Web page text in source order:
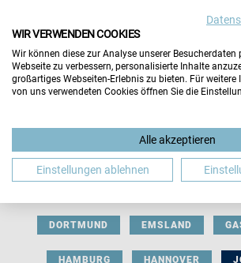
BERUFLICHE ORIENTIERUNG
DORTMUND EMSLAND
HAMBURG HANNOVER
WIR VERWENDEN COOKIES
Wir können diese zur Analyse unserer Besucherdaten
Webseite zu verbessern, personalisierte Inhalte
großartiges Webseiten-Erlebnis zu bieten. Für
von uns verwendeten Cookies öffnen Sie die
Alle akzeptieren
Einstellungen ablehnen